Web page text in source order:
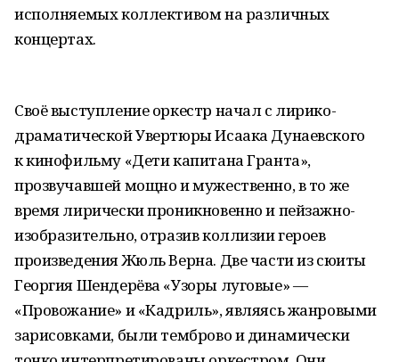
исполняемых коллективом на различных
концертах.
Своё выступление оркестр начал с лирико-
драматической Увертюры Исаака Дунаевского
к кинофильму «Дети капитана Гранта»,
прозвучавшей мощно и мужественно, в то же
время лирически проникновенно и пейзажно-
изобразительно, отразив коллизии героев
произведения Жюль Верна. Две части из сюиты
Георгия Шендерёва «Узоры луговые» —
«Провожание» и «Кадриль», являясь жанровыми
зарисовками, были темброво и динамически